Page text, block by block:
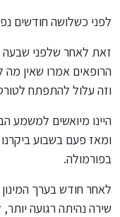
לפני כשלושה חודשים
זאת לאחר שלפני שבעה
הרופאים אמרו שאין מה
וזה עלול להתפתח
היינו מיואשים למשמע
ומאז פעם בשבוע
בפורמולה.
לאחר חודש בערך
שירה נהיתה רגועה